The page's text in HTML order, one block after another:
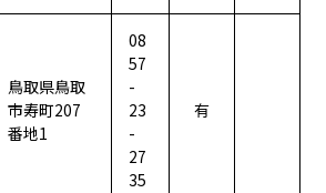
鳥取県鳥取
市寿町207
番地1
08
57
-
23
-
27
35
有